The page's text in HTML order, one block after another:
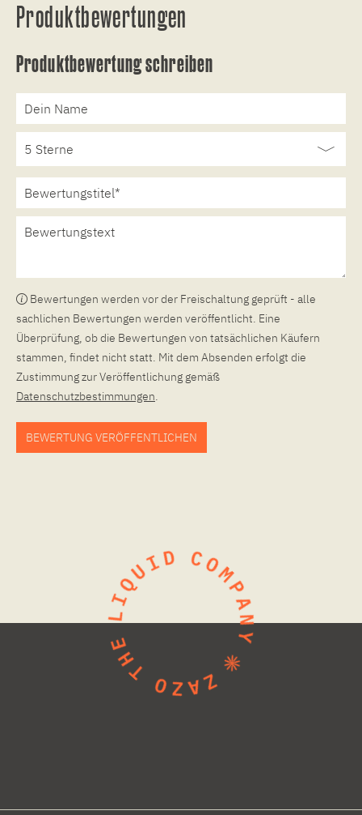
Produktbewertungen
Produktbewertung schreiben
Bewertungen werden vor der Freischaltung geprüft - alle
sachlichen Bewertungen werden veröffentlicht. Eine
Überprüfung, ob die Bewertungen von tatsächlichen Käufern
stammen, findet nicht statt. Mit dem Absenden erfolgt die
Zustimmung zur Veröffentlichung gemäß
Datenschutzbestimmungen.
BEWERTUNG VERÖFFENTLICHEN